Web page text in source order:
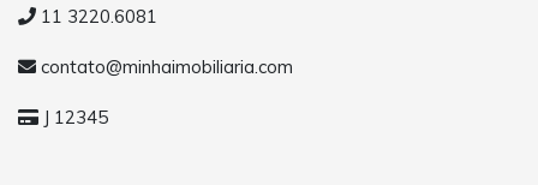
11 3220.6081
contato@minhaimobiliaria.com
J 12345